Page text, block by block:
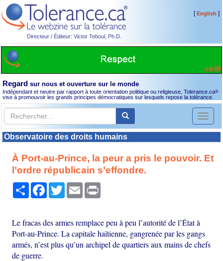
Directeur / Éditeur: Victor Teboul, Ph.D.
[English ]
Regard sur nous et ouverture sur le monde
Indépendant et neutre par rapport à toute orientation politique ou religieuse, Tolerance.ca®
vise à promouvoir les grands principes démocratiques sur lesquels repose la tolérance.
Toggle
Observatoire des droits humains
À Port-au-Prince, la peur a pris le pouvoir. Et
l’ordre républicain s’effondre.
PartagerFacebook
TwitterEmail
Le fracas des armes remplace peu à peu l’autorité de l’État à
Port-au-Prince. La capitale haïtienne, gangrenée par les gangs
armés, n’est plus qu’un archipel de quartiers aux mains de chefs
de guerre.